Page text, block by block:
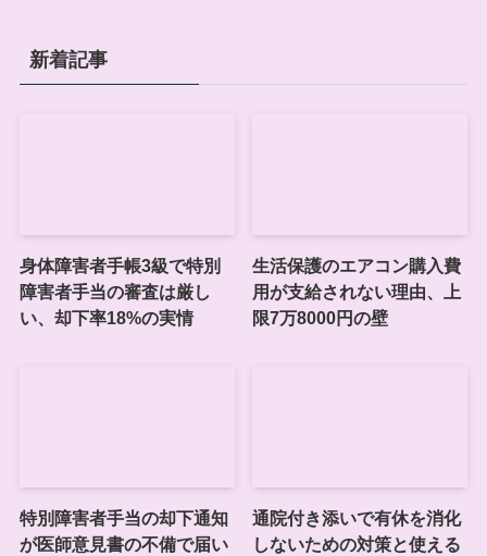
新着記事
身体障害者手帳3級で特別
障害者手当の審査は厳し
い、却下率18%の実情
生活保護のエアコン購入費
用が支給されない理由、上
限7万8000円の壁
特別障害者手当の却下通知
が医師意見書の不備で届い
通院付き添いで有休を消化
しないための対策と使える